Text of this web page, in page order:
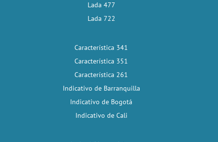
Lada 477
Lada 722
Característica 341
Característica 351
Característica 261
Indicativo de Barranquilla
Indicativo de Bogotá
Indicativo de Cali